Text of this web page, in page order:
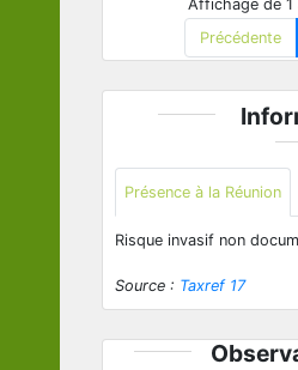
Affichage de 1
Précédente
Présence à la Réunion
Risque invasif non
Source : Taxref 17